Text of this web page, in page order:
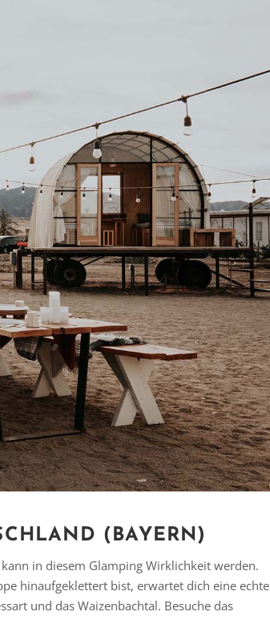
(BAYERN)
in diesem Glamping Wirklichkeit werden.
hinaufgeklettert bist, erwartet dich eine echte
und das Waizenbachtal. Besuche das